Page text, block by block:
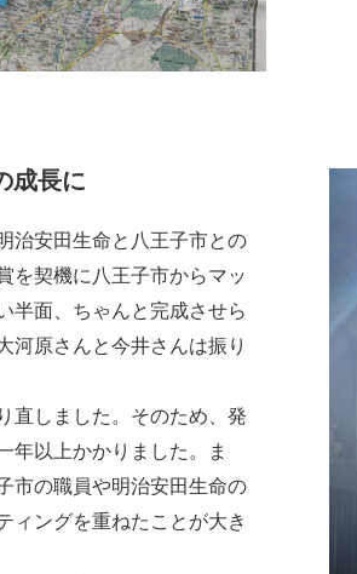
成長に
治安田生命と八王子市との
を契機に八王子市からマッ
半面、ちゃんと完成させら
河原さんと今井さんは振り
直しました。そのため、発
年以上かかりました。ま
市の職員や明治安田生命の
ィングを重ねたことが大き